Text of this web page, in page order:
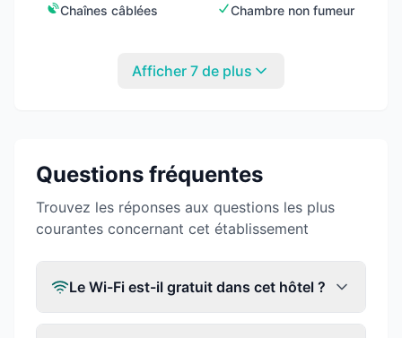
Chaînes câblées Chambre non fumeur
Afficher 7 de plus
Questions fréquentes
Trouvez les réponses aux questions les plus
courantes concernant cet établissement
Le Wi-Fi est-il gratuit dans cet hôtel ?